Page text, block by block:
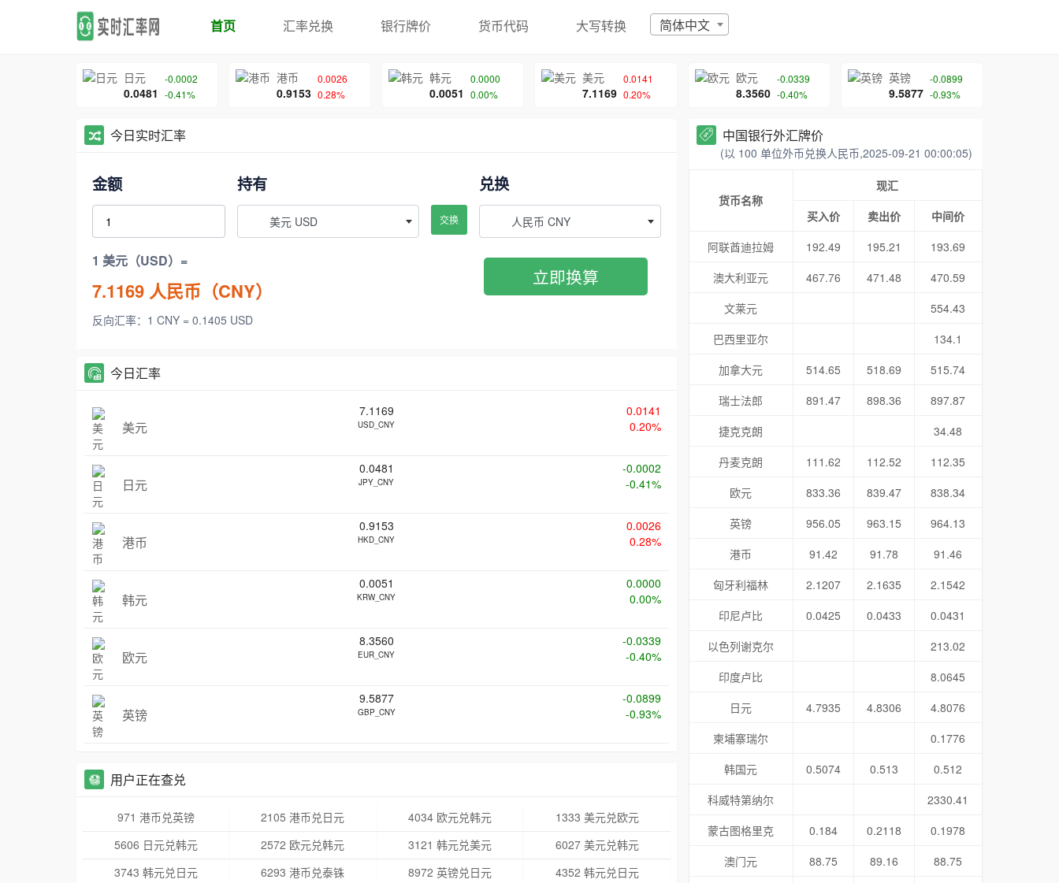
首页 汇率兑换 银行牌价 货币代码 大写转换 简体中文
日元
0.0481
-0.0002
-0.41%
港币
0.9153
0.0026
0.28%
韩元
0.0051
0.0000
0.00%
美元
7.1169
0.0141
0.20%
欧元
8.3560
-0.0339
-0.40%
英镑
9.5877
-0.0899
-0.93%
今日实时汇率
金额 持有
美元 USD 交换
兑换
人民币 CNY
1 美元（USD）=
7.1169 人民币（CNY）
反向汇率：1 CNY = 0.1405 USD
立即换算
今日汇率
美元
7.1169
USD_CNY
0.0141
0.20%
日元
0.0481
JPY_CNY
-0.0002
-0.41%
港币
0.9153
HKD_CNY
0.0026
0.28%
韩元
0.0051
KRW_CNY
0.0000
0.00%
欧元
8.3560
EUR_CNY
-0.0339
-0.40%
英镑
9.5877
GBP_CNY
-0.0899
-0.93%
用户正在查兑
971 港币兑英镑 2105 港币兑日元 4034 欧元兑韩元
1333 美元兑欧元
5606 日元兑韩元
2572 欧元兑韩元 3121 韩元兑美元
6027 美元兑韩元
3743 韩元兑日元
6293 港币兑泰铢 8972 英镑兑日元
4352 韩元兑日元
中国银行外汇牌价
(以 100 单位外币兑换人民币,2025-09-21 00:00:05)
货币名称
现汇
买入价
卖出价
中间价
阿联酋迪拉姆
192.49 195.21
193.69
澳大利亚元
467.76 471.48
470.59
文莱元
554.43
巴西里亚尔
134.1
加拿大元
514.65 518.69
515.74
瑞士法郎
891.47 898.36
897.87
捷克克朗
34.48
丹麦克朗
111.62 112.52
112.35
欧元
833.36 839.47
838.34
英镑
956.05 963.15
964.13
港币
91.42 91.78
91.46
匈牙利福林
2.1207 2.1635
2.1542
印尼卢比
0.0425 0.0433
0.0431
以色列谢克尔
213.02
印度卢比
8.0645
日元
4.7935 4.8306
4.8076
柬埔寨瑞尔
0.1776
韩国元
0.5074 0.513
0.512
科威特第纳尔
2330.41
蒙古图格里克
0.184 0.2118
0.1978
澳门元
88.75 89.16
88.75